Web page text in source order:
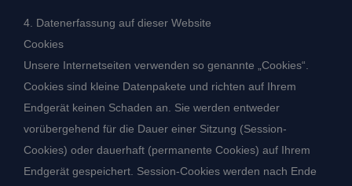
4. Datenerfassung auf dieser Website
Cookies
Unsere Internetseiten verwenden so genannte „Cookies“.
Cookies sind kleine Datenpakete und richten auf Ihrem
Endgerät keinen Schaden an. Sie werden entweder
vorübergehend für die Dauer einer Sitzung (Session-
Cookies) oder dauerhaft (permanente Cookies) auf Ihrem
Endgerät gespeichert. Session-Cookies werden nach Ende